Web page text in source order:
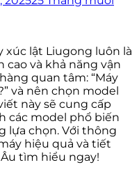
xúc lật Liugong luôn là
cao và khả năng vận
quan tâm: “Máy
và nên chọn model
này sẽ cung cấp
các model phổ biến
lựa chọn. Với thông
hiệu quả và tiết
tìm hiểu ngay!